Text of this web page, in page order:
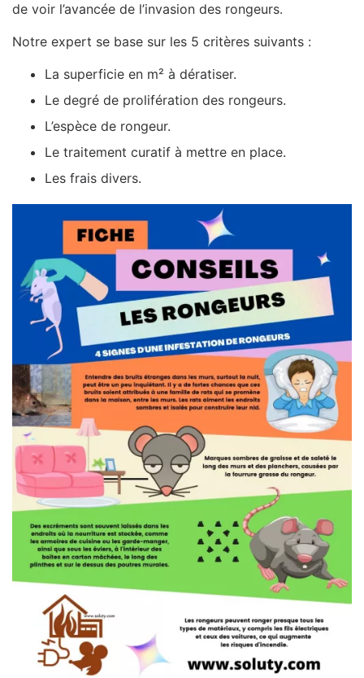
de voir l’avancée de l’invasion des rongeurs.
Notre expert se base sur les 5 critères suivants :
La superficie en m² à dératiser.
Le degré de prolifération des rongeurs.
L’espèce de rongeur.
Le traitement curatif à mettre en place.
Les frais divers.